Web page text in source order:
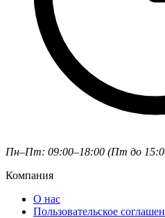
Пн–Пт: 09:00–18:00 (Пт до
Компания
О нас
Пользовательское